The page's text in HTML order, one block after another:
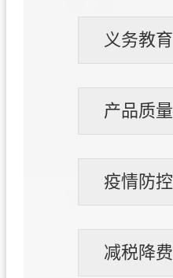
义务教育
产品质量
疫情防控
减税降费